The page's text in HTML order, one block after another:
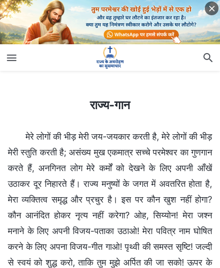
राज्य-गान
मेरे लोगों की भीड़ मेरी जय-जयकार करती है, मेरे लोगों की भीड़
मेरी स्तुति करती है; असंख्य मुख एकमात्र सच्चे परमेश्वर का गुणगान
करते हैं, अनगिनत लोग मेरे कर्मों को देखने के लिए अपनी आँखें
उठाकर दूर निहारते हैं। राज्य मनुष्यों के जगत में अवतरित होता है,
मेरा व्यक्तित्व समृद्ध और प्रचुर है। इस पर कौन खुश नहीं होगा?
कौन आनंदित होकर नृत्य नहीं करेगा? ओह, सिय्योन! मेरा जश्न
मनाने के लिए अपनी विजय-पताका उठाओ! मेरा पवित्र नाम घोषित
करने के लिए अपना विजय-गीत गाओ! पृथ्वी की समस्त सृष्टि! जल्दी
से स्वयं को शुद्ध करो, ताकि तुम मुझे अर्पित की जा सको! ऊपर के